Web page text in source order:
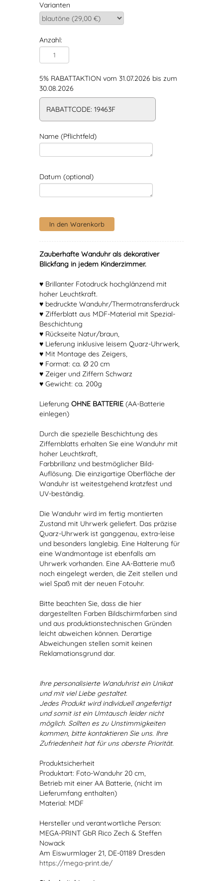
Varianten
Anzahl:
5% RABATTAKTION vom 31.07.2026 bis zum
30.08.2026
RABATTCODE: 19463F
Name (Pflichtfeld)
Datum (optional)
Zauberhafte Wanduhr als dekorativer
Blickfang in jedem Kinderzimmer.
♥ Brillanter Fotodruck hochglänzend mit
hoher Leuchtkraft.
♥ bedruckte Wanduhr/Thermotransferdruck
♥ Zifferblatt aus MDF-Material mit Spezial-
Beschichtung
♥ Rückseite Natur/braun,
♥ Lieferung inklusive leisem Quarz-Uhrwerk,
♥ Mit Montage des Zeigers,
♥ Format: ca. Ø 20 cm
♥ Zeiger und Ziffern Schwarz
♥ Gewicht: ca. 200g
Lieferung OHNE BATTERIE (AA-Batterie
einlegen)
Durch die spezielle Beschichtung des
Ziffernblatts erhalten Sie eine Wanduhr mit
hoher Leuchtkraft,
Farbbrillanz und bestmöglicher Bild-
Auflösung. Die einzigartige Oberfläche der
Wanduhr ist weitestgehend kratzfest und
UV-beständig.
Die Wanduhr wird im fertig montierten
Zustand mit Uhrwerk geliefert. Das präzise
Quarz-Uhrwerk ist ganggenau, extra-leise
und besonders langlebig. Eine Halterung für
eine Wandmontage ist ebenfalls am
Uhrwerk vorhanden. Eine AA-Batterie muß
noch eingelegt werden, die Zeit stellen und
wiel Spaß mit der neuen Fotouhr.
Bitte beachten Sie, dass die hier
dargestellten Farben Bildschirmfarben sind
und aus produktionstechnischen Gründen
leicht abweichen können. Derartige
Abweichungen stellen somit keinen
Reklamationsgrund dar.
Ihre personalisierte Wanduhrist ein Unikat
und mit viel Liebe gestaltet.
Jedes Produkt wird individuell angefertigt
und somit ist ein Umtausch leider nicht
möglich. Sollten es zu Unstimmigkeiten
kommen, bitte kontaktieren Sie uns. Ihre
Zufriedenheit hat für uns oberste Priorität.
Produktsicherheit
Produktart: Foto-Wanduhr 20 cm,
Betrieb mit einer AA Batterie, (nicht im
Lieferumfang enthalten)
Material: MDF
Hersteller und verantwortliche Person:
MEGA-PRINT GbR Rico Zech & Steffen
Nowack
Am Eiswurmlager 21, DE-01189 Dresden
https://mega-print.de/